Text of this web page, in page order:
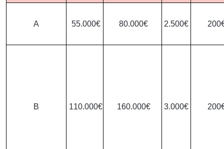
A 55.000€ 80.000€ 2.500€
B 110.000€ 160.000€ 3.000€